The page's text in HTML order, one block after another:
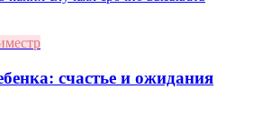
счастье и ожидания